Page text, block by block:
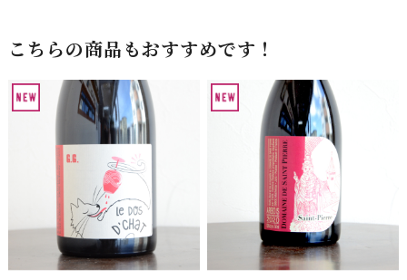
こちらの商品もおすすめです！